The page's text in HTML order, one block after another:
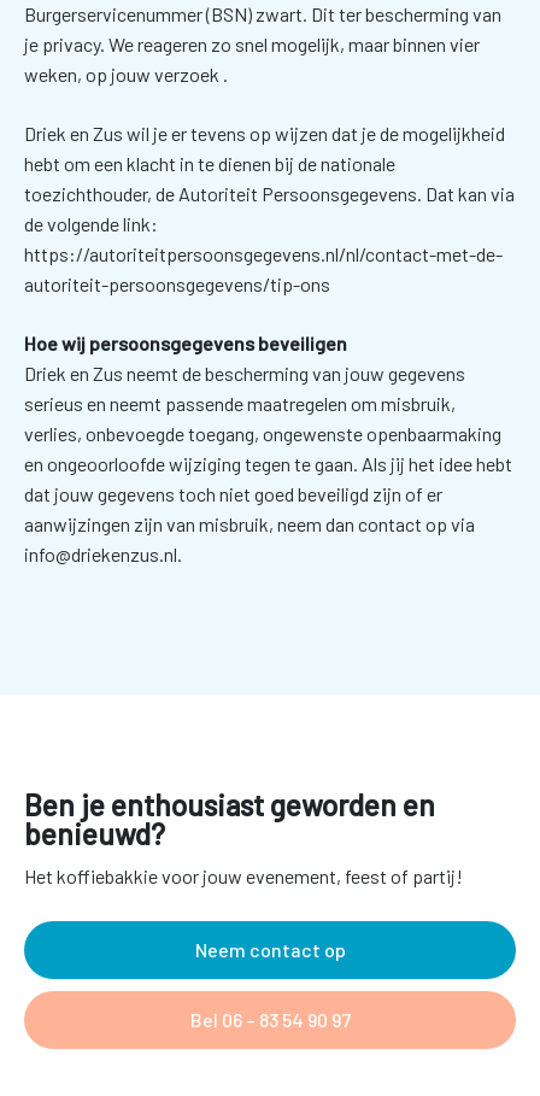
Burgerservicenummer (BSN) zwart. Dit ter bescherming van
je privacy. We reageren zo snel mogelijk, maar binnen vier
weken, op jouw verzoek .
Driek en Zus wil je er tevens op wijzen dat je de mogelijkheid
hebt om een klacht in te dienen bij de nationale
toezichthouder, de Autoriteit Persoonsgegevens. Dat kan via
de volgende link:
https://autoriteitpersoonsgegevens.nl/nl/contact-met-de-
autoriteit-persoonsgegevens/tip-ons
Hoe wij persoonsgegevens beveiligen
Driek en Zus neemt de bescherming van jouw gegevens
serieus en neemt passende maatregelen om misbruik,
verlies, onbevoegde toegang, ongewenste openbaarmaking
en ongeoorloofde wijziging tegen te gaan. Als jij het idee hebt
dat jouw gegevens toch niet goed beveiligd zijn of er
aanwijzingen zijn van misbruik, neem dan contact op via
info@driekenzus.nl.
Ben je enthousiast geworden en
benieuwd?
Het koffiebakkie voor jouw evenement, feest of partij!
Neem contact op
Bel 06 – 83 54 90 97